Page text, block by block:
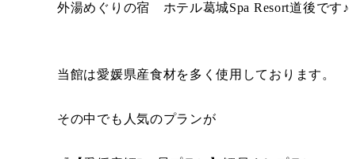
外湯めぐりの宿 ホテル葛城Spa Resort道後です♪
当館は愛媛県産食材を多く使用しております。
その中でも人気のプランが